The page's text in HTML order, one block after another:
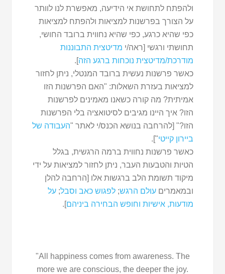
ולהפתח לתחושת אי הידיעה, מאפשרת לנו לוותר
על הצורך בפרשנות למציאות ולהפתח למציאות
כפי שהיא כרגע, כפי שהיא נחווית ברובד החושי,
תחושתי ורגשי [ראה/י מדיטצית התבוננות
מודרכת/מדיטצית נוכחות ברגע הזה].
כאשר פרשנות נעשית ברובד המנטלי, ניתן לחזור
למציאות בעזרת השאלות: "האם הפרשנות הזו
אמיתית? מה קורה כשאנו מאמינים לפרשנות
הזו? איך היינו מגיבים לסיטואציה בלי הפרשנות
הזו?" [להרחבה בנושא הכנס/י לאתר "העבודה של
ביירון קייטי"].
כאשר פרשנות נחווית ברמה הרגשית, בגלל
הטיות והטבעות העבר, ניתן לחזור למציאות על ידי
מיקוד תשומת הלב ברגשות אלו [הרחבה להלן
ובמאמריםעולם הרגש;לפגוש כאב וסבל;על
מודעות, אישיות וחופש הבחירה ביניהם].
"All happiness comes from awareness. The
more we are conscious, the deeper the joy.